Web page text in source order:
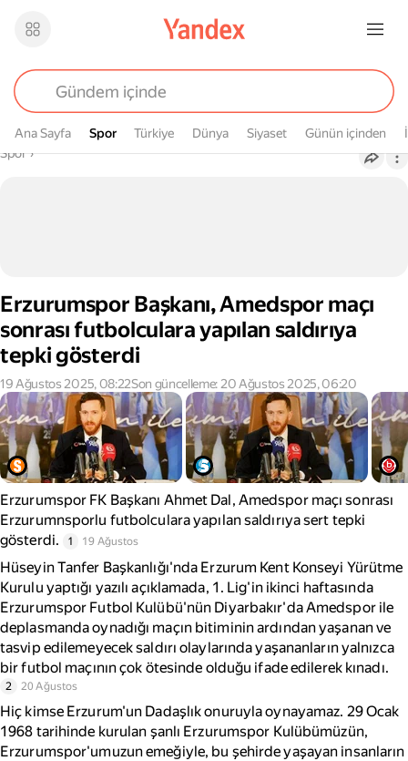
Ana Sayfa Spor
Spor Türkiye Dünya Siyaset Günün içinden
Buradasın
Spor›
Erzurumspor Başkanı, Amedspor maçı
sonrası futbolculara yapılan saldırıya
tepki gösterdi
19 Ağustos 2025, 08:22Son güncelleme: 20 Ağustos 2025, 06:20
Erzurumspor FK Başkanı Ahmet Dal, Amedspor maçı sonrası
Erzurumnsporlu futbolculara yapılan saldırıya sert tepki
gösterdi.
1 19 Ağustos
Hüseyin Tanfer Başkanlığı'nda Erzurum Kent Konseyi Yürütme
Kurulu yaptığı yazılı açıklamada, 1. Lig'in ikinci haftasında
Erzurumspor Futbol Kulübü'nün Diyarbakır'da Amedspor ile
deplasmanda oynadığı maçın bitiminin ardından yaşanan ve
tasvip edilemeyecek saldırı olaylarında yaşananların yalnızca
bir futbol maçının çok ötesinde olduğu ifade edilerek kınadı.
2 20 Ağustos
Hiç kimse Erzurum'un Dadaşlık onuruyla oynayamaz. 29 Ocak
1968 tarihinde kurulan şanlı Erzurumspor Kulübümüzün,
Erzurumspor'umuzun emeğiyle, bu şehirde yaşayan insanların